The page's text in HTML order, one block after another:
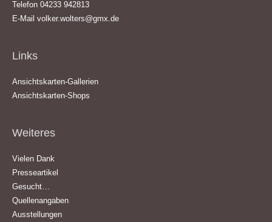
Telefon 04233 942813
E-Mail volker.wolters@gmx.de
Links
Ansichtskarten-Gallerien
Ansichtskarten-Shops
Weiteres
Vielen Dank
Presseartikel
Gesucht…
Quellenangaben
Ausstellungen